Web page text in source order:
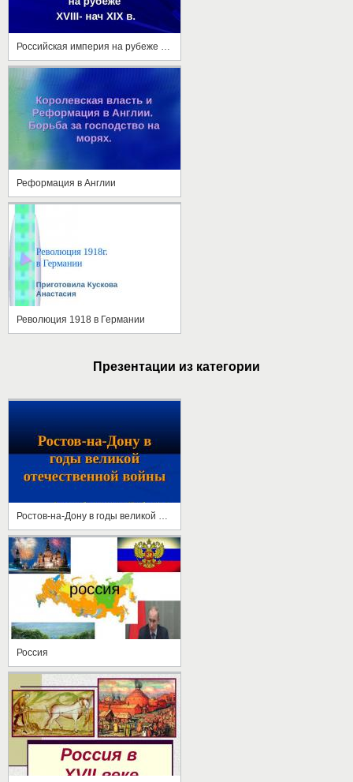
Реформация в Англии
Революция 1918 в Германии
Презентации из категории
Россия